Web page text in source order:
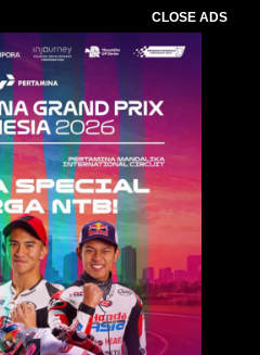
CLOSE ADS